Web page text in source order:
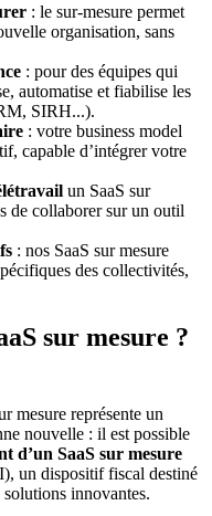
: le sur-mesure permet
organisation, sans
: pour des équipes qui
automatise et fiabilise les
SIRH...).
: votre business model
capable d’intégrer votre
un SaaS sur
de collaborer sur un outil
: nos SaaS sur mesure
des collectivités,
sur mesure ?
mesure représente un
nouvelle : il est possible
d’un SaaS sur mesure
un dispositif fiscal destiné
innovantes.